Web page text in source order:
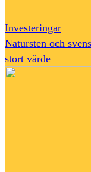
Investeringar
Natursten och
stort värde